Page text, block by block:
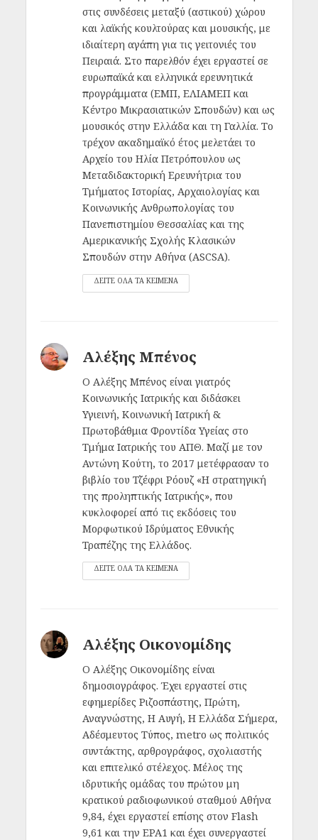
στις συνδέσεις μεταξύ (αστικού) χώρου
και λαϊκής κουλτούρας και μουσικής, με
ιδιαίτερη αγάπη για τις γειτονιές του
Πειραιά. Στο παρελθόν έχει εργαστεί σε
ευρωπαϊκά και ελληνικά ερευνητικά
προγράμματα (ΕΜΠ, ΕΛΙΑΜΕΠ και
Κέντρο Μικρασιατικών Σπουδών) και ως
μουσικός στην Ελλάδα και τη Γαλλία. Το
τρέχον ακαδημαϊκό έτος μελετάει το
Αρχείο του Ηλία Πετρόπουλου ως
Μεταδιδακτορική Ερευνήτρια του
Τμήματος Ιστορίας, Αρχαιολογίας και
Κοινωνικής Ανθρωπολογίας του
Πανεπιστημίου Θεσσαλίας και της
Αμερικανικής Σχολής Κλασικών
Σπουδών στην Αθήνα (ASCSA).
ΔΕΙΤΕ ΟΛΑ ΤΑ ΚΕΙΜΕΝΑ
Αλέξης Μπένος
Ο Αλέξης Μπένος είναι γιατρός
Κοινωνικής Ιατρικής και διδάσκει
Υγιεινή, Κοινωνική Ιατρική &
Πρωτοβάθμια Φροντίδα Υγείας στο
Τμήμα Ιατρικής του ΑΠΘ. Μαζί με τον
Αντώνη Κούτη, το 2017 μετέφρασαν το
βιβλίο του Τζέφρι Ρόουζ «Η στρατηγική
της προληπτικής Ιατρικής», που
κυκλοφορεί από τις εκδόσεις του
Μορφωτικού Ιδρύματος Εθνικής
Τραπέζης της Ελλάδος.
ΔΕΙΤΕ ΟΛΑ ΤΑ ΚΕΙΜΕΝΑ
Αλέξης Οικονομίδης
Ο Αλέξης Οικονομίδης είναι
δημοσιογράφος. Έχει εργαστεί στις
εφημερίδες Ριζοσπάστης, Πρώτη,
Αναγνώστης, Η Αυγή, Η Ελλάδα Σήμερα,
Αδέσμευτος Τύπος, metro ως πολιτικός
συντάκτης, αρθρογράφος, σχολιαστής
και επιτελικό στέλεχος. Μέλος της
ιδρυτικής ομάδας του πρώτου μη
κρατικού ραδιοφωνικού σταθμού Αθήνα
9,84, έχει εργαστεί επίσης στον Flash
9,61 και την ΕΡΑ1 και έχει συνεργαστεί